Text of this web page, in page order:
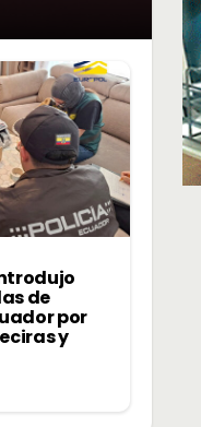
de
por
y